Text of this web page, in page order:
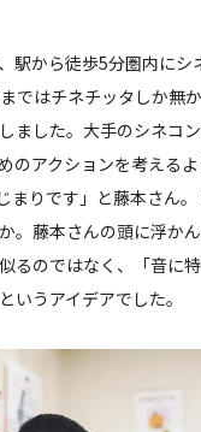
駅から徒歩5分圏内にシ
ではチネチッタしか無
ました。大手のシネコ
のアクションを考える
まりです」と藤本さん
。藤本さんの頭に浮か
るのではなく、「音に
いうアイデアでした。